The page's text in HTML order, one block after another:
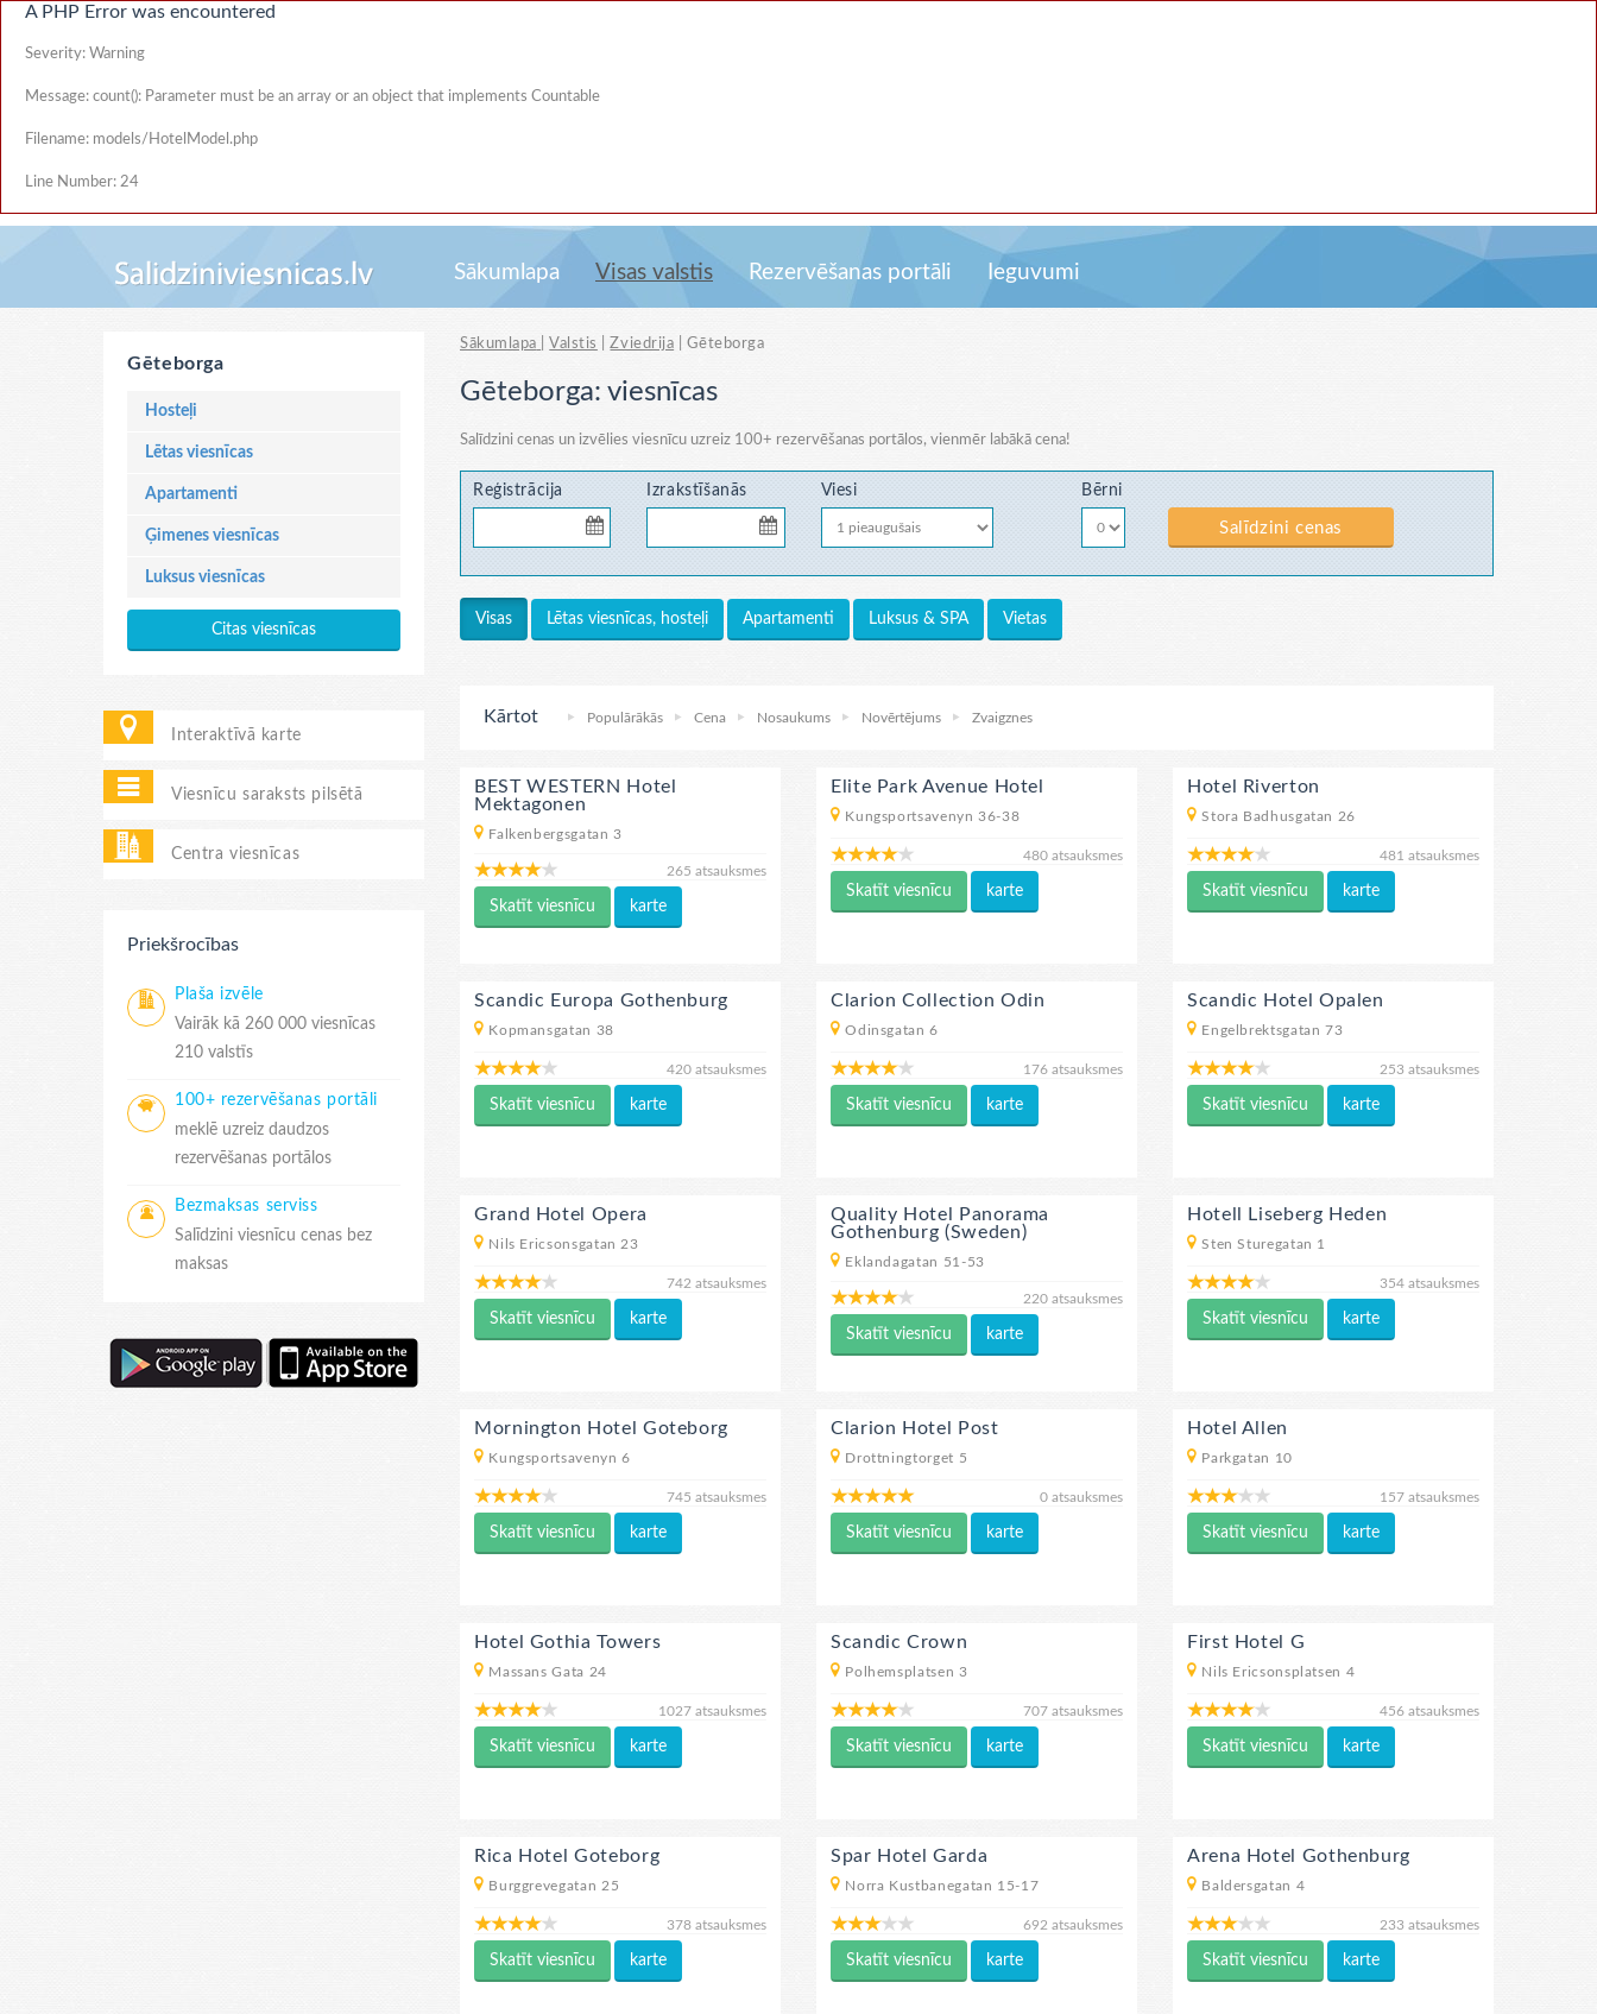
A PHP Error was encountered
Severity: Warning
Message: count(): Parameter must be an array or an object that implements Countable
Filename: models/HotelModel.php
Line Number: 24
Sākumlapa Visas valstis Rezervēšanas portāli Ieguvumi
Gēteborga
Hosteļi
Lētas viesnīcas
Apartamenti
Ģimenes viesnīcas
Luksus viesnīcas
Citas viesnīcas
Interaktīvā karte
Viesnīcu saraksts pilsētā
Centra viesnīcas
Priekšrocības
Plaša izvēle
Vairāk kā 260 000 viesnīcas
210 valstīs
100+ rezervēšanas portāli
meklē uzreiz daudzos
rezervēšanas portālos
Bezmaksas serviss
Salīdzini viesnīcu cenas bez
maksas
Sākumlapa |Valstis |Zviedrija Gēteborga
Gēteborga: viesnīcas
Salīdzini cenas un izvēlies viesnīcu uzreiz 100+ rezervēšanas portālos, vienmēr labākā cena!
Reģistrācija Izrakstīšanās Viesi Bērni
Salīdzini cenas
Visas Lētas viesnīcas, hosteļi Apartamenti Luksus & SPA Vietas
Kārtot Populārākās Cena Nosaukums Novērtējums Zvaigznes
BEST WESTERN Hotel
Mektagonen
Falkenbergsgatan 3
265 atsauksmes
Skatīt viesnīcu karte
Elite Park Avenue Hotel
Kungsportsavenyn 36-38
480 atsauksmes
Skatīt viesnīcu karte
Hotel Riverton
Stora Badhusgatan 26
481 atsauksmes
Skatīt viesnīcu karte
Scandic Europa Gothenburg
Kopmansgatan 38
420 atsauksmes
Skatīt viesnīcu karte
Clarion Collection Odin
Odinsgatan 6
176 atsauksmes
Skatīt viesnīcu karte
Scandic Hotel Opalen
Engelbrektsgatan 73
253 atsauksmes
Skatīt viesnīcu karte
Grand Hotel Opera
Nils Ericsonsgatan 23
742 atsauksmes
Skatīt viesnīcu karte
Quality Hotel Panorama
Gothenburg (Sweden)
Eklandagatan 51-53
220 atsauksmes
Skatīt viesnīcu karte
Hotell Liseberg Heden
Sten Sturegatan 1
354 atsauksmes
Skatīt viesnīcu karte
Mornington Hotel Goteborg
Kungsportsavenyn 6
745 atsauksmes
Skatīt viesnīcu karte
Clarion Hotel Post
Drottningtorget 5
0 atsauksmes
Skatīt viesnīcu karte
Hotel Allen
Parkgatan 10
157 atsauksmes
Skatīt viesnīcu karte
Hotel Gothia Towers
Massans Gata 24
1027 atsauksmes
Skatīt viesnīcu karte
Scandic Crown
Polhemsplatsen 3
707 atsauksmes
Skatīt viesnīcu karte
First Hotel G
Nils Ericsonsplatsen 4
456 atsauksmes
Skatīt viesnīcu karte
Rica Hotel Goteborg
Burggrevegatan 25
378 atsauksmes
Skatīt viesnīcu karte
Spar Hotel Garda
Norra Kustbanegatan 15-17
692 atsauksmes
Skatīt viesnīcu karte
Arena Hotel Gothenburg
Baldersgatan 4
233 atsauksmes
Skatīt viesnīcu karte